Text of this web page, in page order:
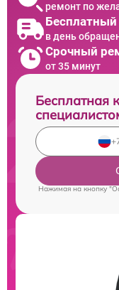
ремонт по
в день
Срочный
от 35 минут
Бесплатная
Нажимая на кнопку